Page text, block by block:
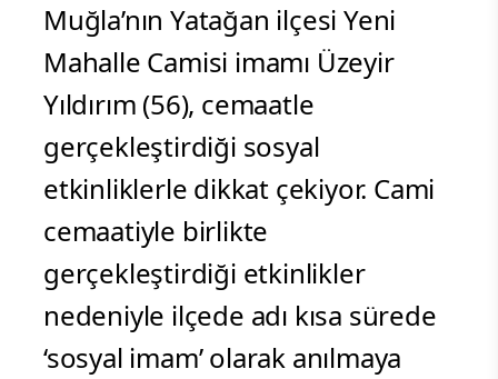
Muğla’nın Yatağan ilçesi Yeni
Mahalle Camisi imamı Üzeyir
Yıldırım (56), cemaatle
gerçekleştirdiği sosyal
etkinliklerle dikkat çekiyor. Cami
cemaatiyle birlikte
gerçekleştirdiği etkinlikler
nedeniyle ilçede adı kısa sürede
‘sosyal imam’ olarak anılmaya